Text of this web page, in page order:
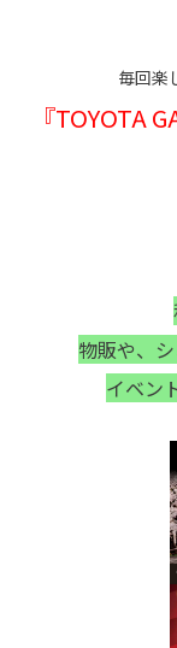
毎回楽
『TOYOTA
物販や、
イベン